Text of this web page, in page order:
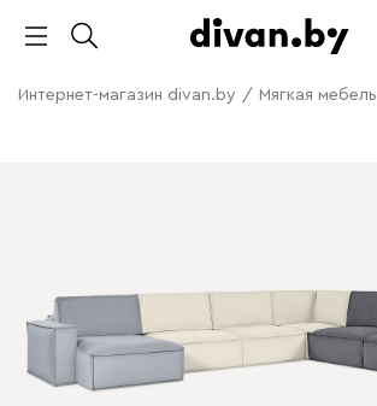
Интернет-магазин divan.by / Мягкая мебель